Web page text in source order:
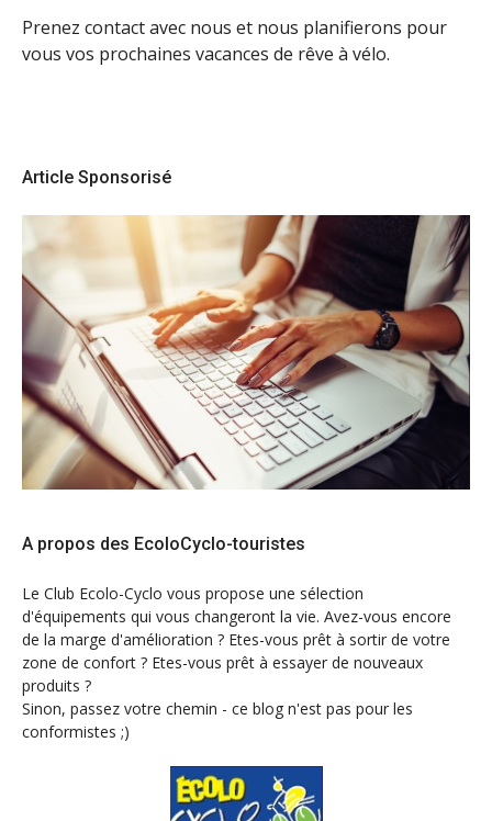
Prenez contact avec nous et nous planifierons pour
vous vos prochaines vacances de rêve à vélo.
Article Sponsorisé
A propos des EcoloCyclo-touristes
Le Club Ecolo-Cyclo vous propose une sélection
d'équipements qui vous changeront la vie. Avez-vous encore
de la marge d'amélioration ? Etes-vous prêt à sortir de votre
zone de confort ? Etes-vous prêt à essayer de nouveaux
produits ?
Sinon, passez votre chemin - ce blog n'est pas pour les
conformistes ;)